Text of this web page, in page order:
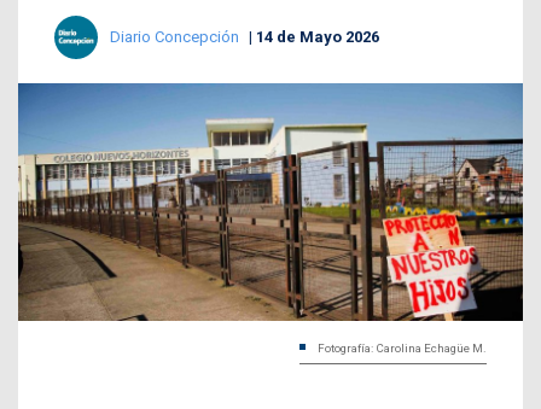
Diario Concepción 14 de Mayo 2026
Fotografía: Carolina Echagüe M.